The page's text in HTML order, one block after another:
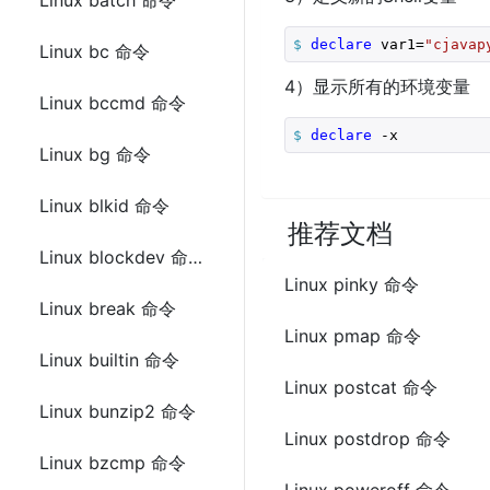
Linux bc 命令
Linux bccmd 命令
Linux bg 命令
Linux blkid 命令
Linux blockdev 命令
Linux break 命令
Linux builtin 命令
Linux bunzip2 命令
Linux bzcmp 命令
$ declare var1=
4）显示所有的环境变量
$ declare -x
推荐文档
Linux pinky 命令
Linux pmap 命令
Linux postcat 命令
Linux postdrop 命令